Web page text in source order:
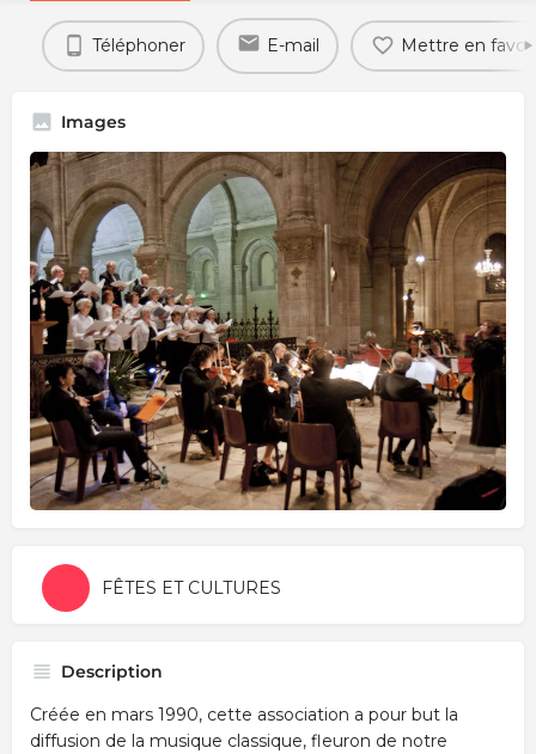
Téléphoner E-mail Mettre en favori
Images
FÊTES ET CULTURES
Description
Créée en mars 1990, cette association a pour but la
diffusion de la musique classique, fleuron de notre